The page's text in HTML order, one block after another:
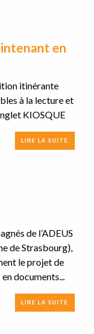
en
itinérante
à la lecture et
KIOSQUE
LIRE LA SUITE
de l’ADEUS
de Strasbourg),
le projet de
documents...
LIRE LA SUITE